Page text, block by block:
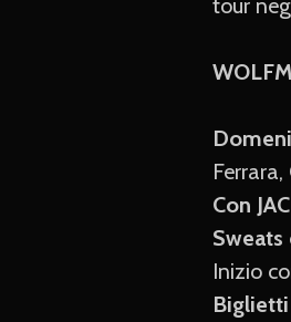
tour
Con
Inizio
Biglietti